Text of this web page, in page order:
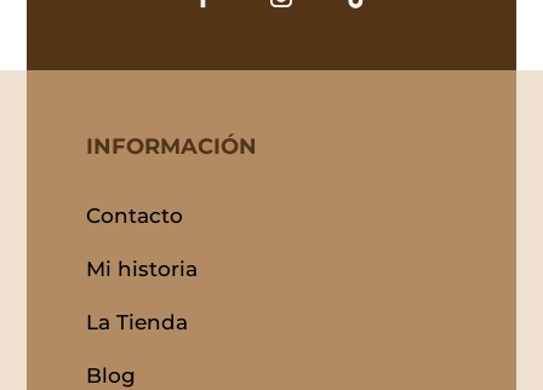
INFORMACIÓN
Contacto
Mi historia
La Tienda
Blog